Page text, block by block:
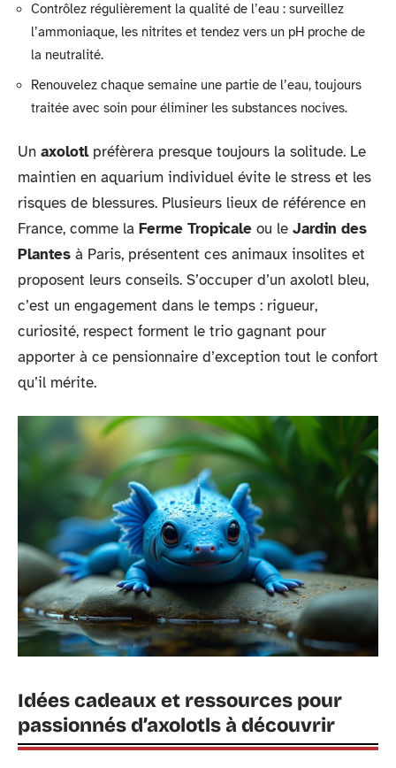
Contrôlez régulièrement la qualité de l’eau : surveillez
l’ammoniaque, les nitrites et tendez vers un pH proche de
la neutralité.
Renouvelez chaque semaine une partie de l’eau, toujours
traitée avec soin pour éliminer les substances nocives.
Un axolotlpréfèrera presque toujours la solitude. Le
maintien en aquarium individuel évite le stress et les
risques de blessures. Plusieurs lieux de référence en
France, comme la Ferme Tropicale ou le Jardin des
Plantes à Paris, présentent ces animaux insolites et
proposent leurs conseils. S’occuper d’un axolotl bleu,
c’est un engagement dans le temps : rigueur,
curiosité, respect forment le trio gagnant pour
apporter à ce pensionnaire d’exception tout le confort
qu’il mérite.
Idées cadeaux et ressources pour
passionnés d’axolotls à découvrir